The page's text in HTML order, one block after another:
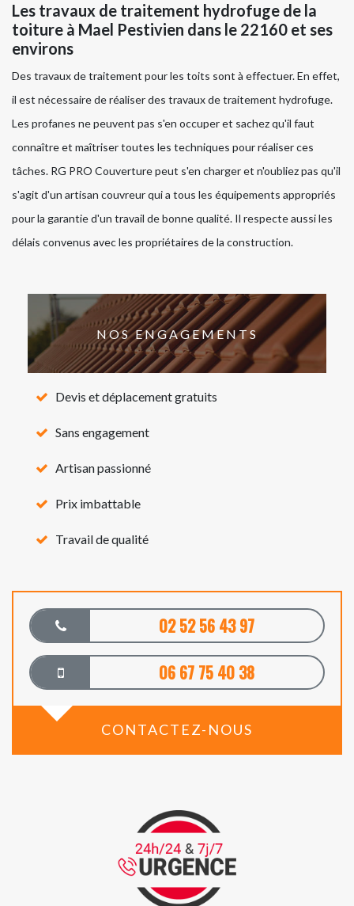
Les travaux de traitement hydrofuge de la
toiture à Mael Pestivien dans le 22160 et ses
environs
Des travaux de traitement pour les toits sont à effectuer. En effet,
il est nécessaire de réaliser des travaux de traitement hydrofuge.
Les profanes ne peuvent pas s'en occuper et sachez qu'il faut
connaître et maîtriser toutes les techniques pour réaliser ces
tâches. RG PRO Couverture peut s'en charger et n'oubliez pas qu'il
s'agit d'un artisan couvreur qui a tous les équipements appropriés
pour la garantie d'un travail de bonne qualité. Il respecte aussi les
délais convenus avec les propriétaires de la construction.
NOS ENGAGEMENTS
Devis et déplacement gratuits
Sans engagement
Artisan passionné
Prix imbattable
Travail de qualité
02 52 56 43 97
06 67 75 40 38
CONTACTEZ-NOUS